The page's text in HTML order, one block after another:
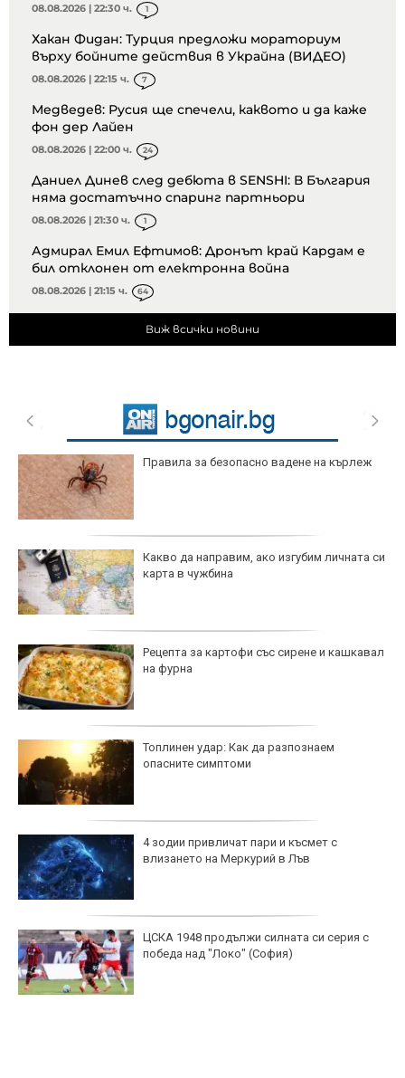
08.08.2026 | 22:30 ч. 1
Хакан Фидан: Турция предложи мораториум
върху бойните действия в Украйна (ВИДЕО)
08.08.2026 | 22:15 ч. 7
Медведев: Русия ще спечели, каквото и да каже
фон дер Лайен
08.08.2026 | 22:00 ч. 24
Даниел Динев след дебюта в SENSHI: В България
няма достатъчно спаринг партньори
08.08.2026 | 21:30 ч. 1
Адмирал Емил Ефтимов: Дронът край Кардам е
бил отклонен от електронна война
08.08.2026 | 21:15 ч. 64
Виж всички новини
Правила за безопасно вадене на кърлеж
Какво да направим, ако изгубим личната си
карта в чужбина
Рецепта за картофи със сирене и кашкавал
на фурна
Топлинен удар: Как да разпознаем
опасните симптоми
4 зодии привличат пари и късмет с
влизането на Меркурий в Лъв
ЦСКА 1948 продължи силната си серия с
победа над "Локо" (София)